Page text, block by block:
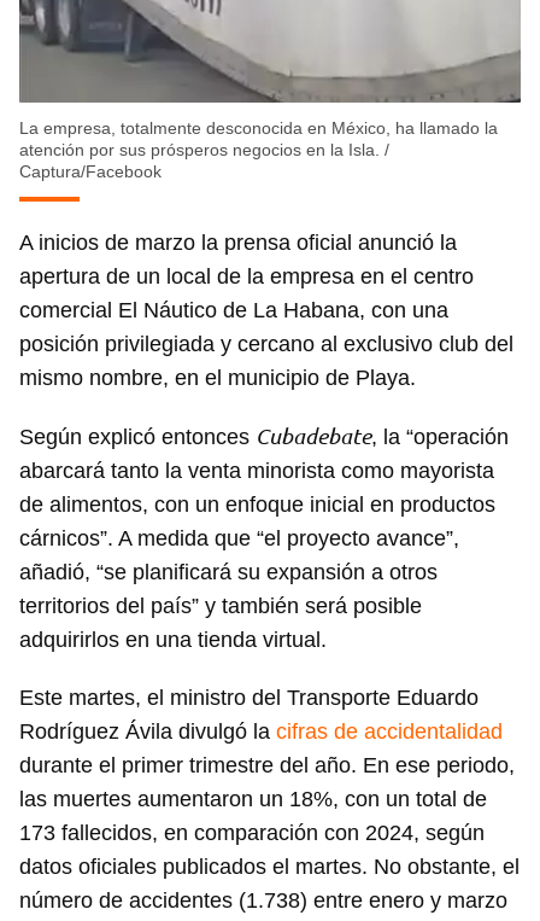
La empresa, totalmente desconocida en México, ha llamado la
atención por sus prósperos negocios en la Isla. /
Captura/Facebook
A inicios de marzo la prensa oficial anunció la
apertura de un local de la empresa en el centro
comercial El Náutico de La Habana, con una
posición privilegiada y cercano al exclusivo club del
mismo nombre, en el municipio de Playa.
Según explicó entonces Cubadebate, la “operación
abarcará tanto la venta minorista como mayorista
de alimentos, con un enfoque inicial en productos
cárnicos”. A medida que “el proyecto avance”,
añadió, “se planificará su expansión a otros
territorios del país” y también será posible
adquirirlos en una tienda virtual.
Este martes, el ministro del Transporte Eduardo
Rodríguez Ávila divulgó la cifras de accidentalidad
durante el primer trimestre del año. En ese periodo,
las muertes aumentaron un 18%, con un total de
173 fallecidos, en comparación con 2024, según
datos oficiales publicados el martes. No obstante, el
número de accidentes (1.738) entre enero y marzo